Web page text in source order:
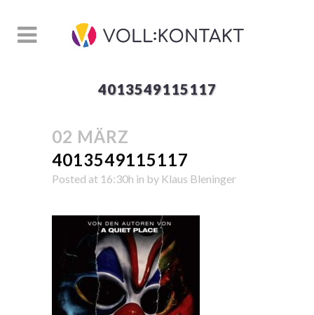
4013549115117
02 MÄRZ
4013549115117
Posted at 16:30h in by Klaus Bleninger